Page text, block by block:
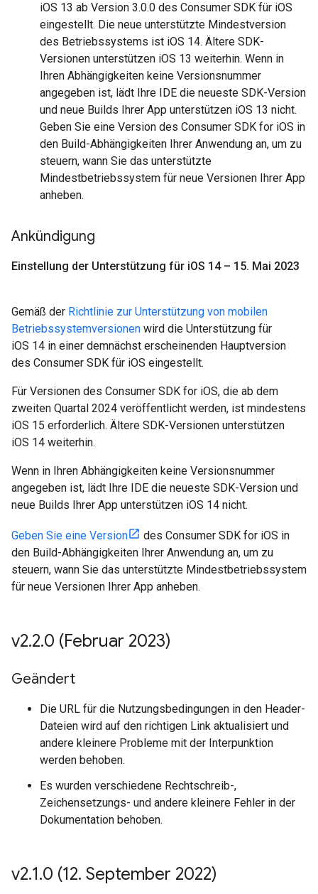
iOS 13 ab Version 3.0.0 des Consumer SDK für iOS
eingestellt. Die neue unterstützte Mindestversion
des Betriebssystems ist iOS 14. Ältere SDK-
Versionen unterstützen iOS 13 weiterhin. Wenn in
Ihren Abhängigkeiten keine Versionsnummer
angegeben ist, lädt Ihre IDE die neueste SDK-Version
und neue Builds Ihrer App unterstützen iOS 13 nicht.
Geben Sie eine Version des Consumer SDK for iOS in
den Build-Abhängigkeiten Ihrer Anwendung an, um zu
steuern, wann Sie das unterstützte
Mindestbetriebssystem für neue Versionen Ihrer App
anheben.
Ankündigung
Einstellung der Unterstützung für iOS 14 – 15. Mai 2023
Gemäß der Richtlinie zur Unterstützung von mobilen
Betriebssystemversionen wird die Unterstützung für
iOS 14 in einer demnächst erscheinenden Hauptversion
des Consumer SDK für iOS eingestellt.
Für Versionen des Consumer SDK for iOS, die ab dem
zweiten Quartal 2024 veröffentlicht werden, ist mindestens
iOS 15 erforderlich. Ältere SDK-Versionen unterstützen
iOS 14 weiterhin.
Wenn in Ihren Abhängigkeiten keine Versionsnummer
angegeben ist, lädt Ihre IDE die neueste SDK-Version und
neue Builds Ihrer App unterstützen iOS 14 nicht.
Geben Sie eine Version
des Consumer SDK for iOS in
den Build-Abhängigkeiten Ihrer Anwendung an, um zu
steuern, wann Sie das unterstützte Mindestbetriebssystem
für neue Versionen Ihrer App anheben.
v2.2.0 (Februar 2023)
Geändert
Die URL für die Nutzungsbedingungen in den Header-
Dateien wird auf den richtigen Link aktualisiert und
andere kleinere Probleme mit der Interpunktion
werden behoben.
Es wurden verschiedene Rechtschreib-,
Zeichensetzungs- und andere kleinere Fehler in der
Dokumentation behoben.
v2.1.0 (12. September 2022)